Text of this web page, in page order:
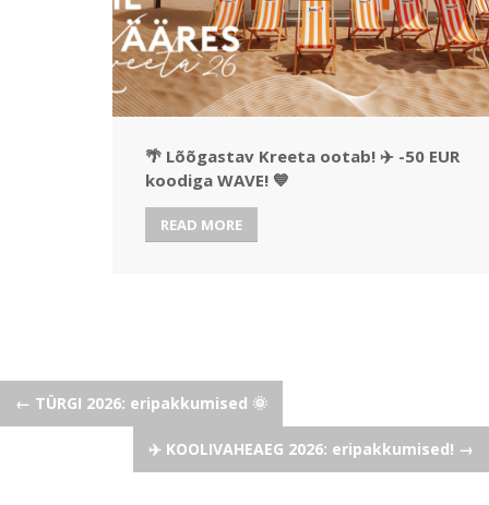
🌴 Lõõgastav Kreeta ootab! ✈️ -50 EUR
koodiga WAVE! 💙
READ MORE
Post
navigation
← TÜRGI 2026: eripakkumised 🌞
✈️ KOOLIVAHEAEG 2026: eripakkumised! →